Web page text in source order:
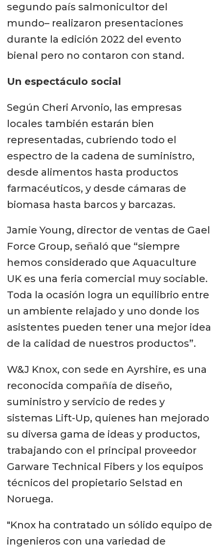
segundo país salmonicultor del
mundo– realizaron presentaciones
durante la edición 2022 del evento
bienal pero no contaron con stand.
Un espectáculo social
Según Cheri Arvonio, las empresas
locales también estarán bien
representadas, cubriendo todo el
espectro de la cadena de suministro,
desde alimentos hasta productos
farmacéuticos, y desde cámaras de
biomasa hasta barcos y barcazas.
Jamie Young, director de ventas de Gael
Force Group, señaló que “siempre
hemos considerado que Aquaculture
UK es una feria comercial muy sociable.
Toda la ocasión logra un equilibrio entre
un ambiente relajado y uno donde los
asistentes pueden tener una mejor idea
de la calidad de nuestros productos”.
W&J Knox, con sede en Ayrshire, es una
reconocida compañía de diseño,
suministro y servicio de redes y
sistemas Lift-Up, quienes han mejorado
su diversa gama de ideas y productos,
trabajando con el principal proveedor
Garware Technical Fibers y los equipos
técnicos del propietario Selstad en
Noruega.
"Knox ha contratado un sólido equipo de
ingenieros con una variedad de